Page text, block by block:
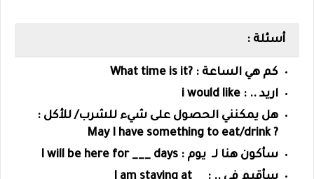
أسئلة :
كم هي الساعة : ?What time is it
اريد .. : i would like
هل يمكنني الحصول على شيء للشرب/ للأكل :
?
May I have something to eat/drink
سأكون هنا لـ يوم : I will be here for ___ days